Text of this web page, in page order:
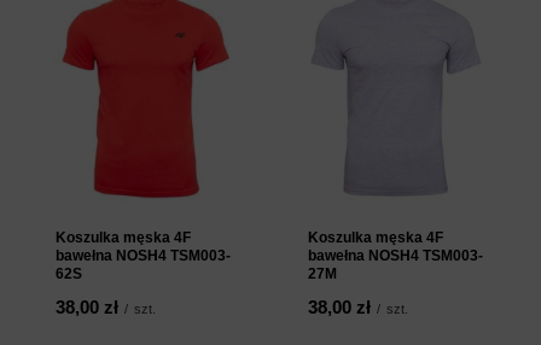
Koszulka męska 4F
bawełna NOSH4 TSM003-
62S
38,00 zł / szt.
Koszulka męska 4F
bawełna NOSH4 TSM003-
27M
38,00 zł / szt.